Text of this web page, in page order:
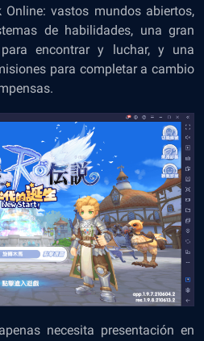
vastos mundos abiertos,
de habilidades, una gran
encontrar y luchar, y una
para completar a cambio
necesita presentación en